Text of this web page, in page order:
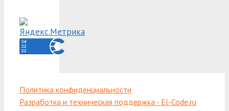
Политика конфиденциальности
Разработка и техническая поддержка - El-Code.ru